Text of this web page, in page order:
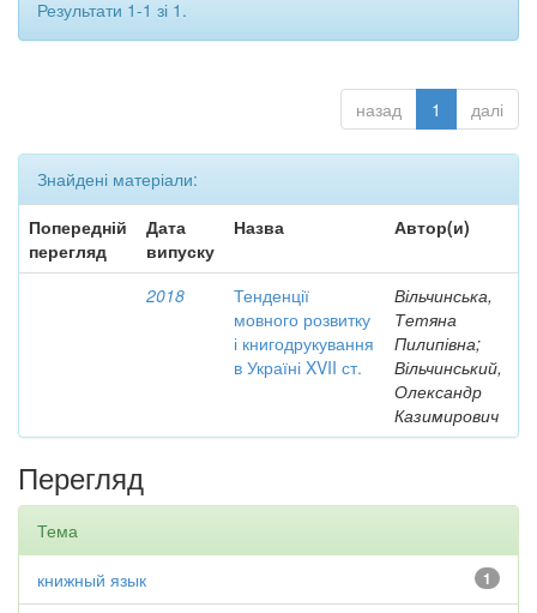
Результати 1-1 зі 1.
назад 1 далі
Знайдені матеріали:
Попередній
перегляд
Дата
випуску
Назва Автор(и)
2018
Тенденції
мовного розвитку
і книгодрукування
в Україні XVII ст.
Вільчинська,
Тетяна
Пилипівна;
Вільчинський,
Олександр
Казимирович
Перегляд
Тема
1
книжный язык